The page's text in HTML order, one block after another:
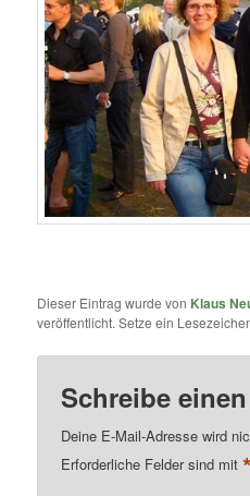
Dieser Eintrag wurde von Klaus
veröffentlicht. Setze ein
Schreibe
Deine E-Mail-Adresse wird
Erforderliche Felder sind mit*